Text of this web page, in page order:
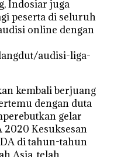
Indosiar juga
peserta di seluruh
online dengan
audisi-liga-
kembali berjuang
dengan duta
gelar
2020 Kesuksesan
di tahun-tahun